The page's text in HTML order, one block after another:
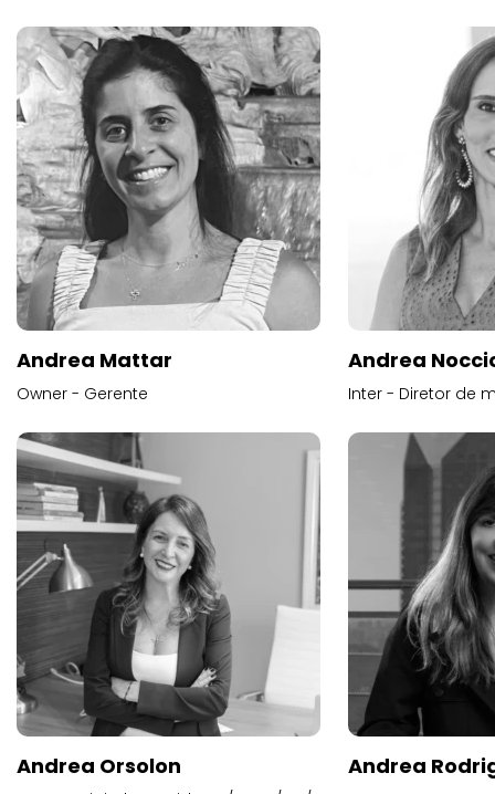
Andrea Mattar
Owner - Gerente
Andrea
Inter - Diretor de
Andrea Orsolon Andrea